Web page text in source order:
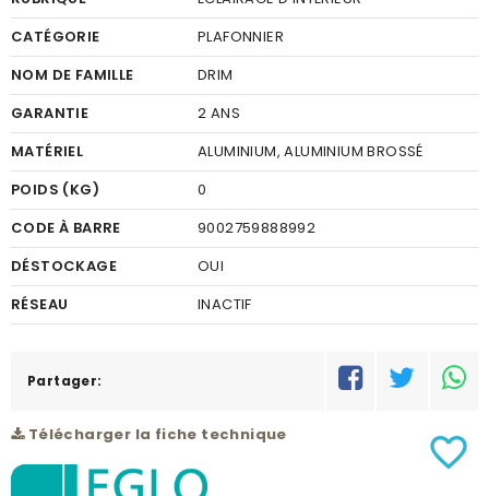
CATÉGORIE
PLAFONNIER
NOM DE FAMILLE
DRIM
GARANTIE
2 ANS
MATÉRIEL
ALUMINIUM, ALUMINIUM BROSSÉ
POIDS (KG)
0
CODE À BARRE
9002759888992
DÉSTOCKAGE
OUI
RÉSEAU
INACTIF
Partager:
Télécharger la fiche technique favorite_border